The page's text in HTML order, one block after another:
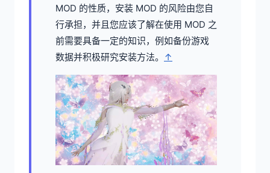
MOD 的性质，安装 MOD 的风险由您自
行承担，并且您应该了解在使用 MOD 之
前需要具备一定的知识，例如备份游戏
数据并积极研究安装方法。
↑